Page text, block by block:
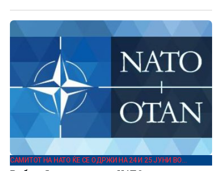
САМИТОТ НА НАТО ЌЕ СЕ ОДРЖИ НА 24 И 25 ЈУНИ ВО